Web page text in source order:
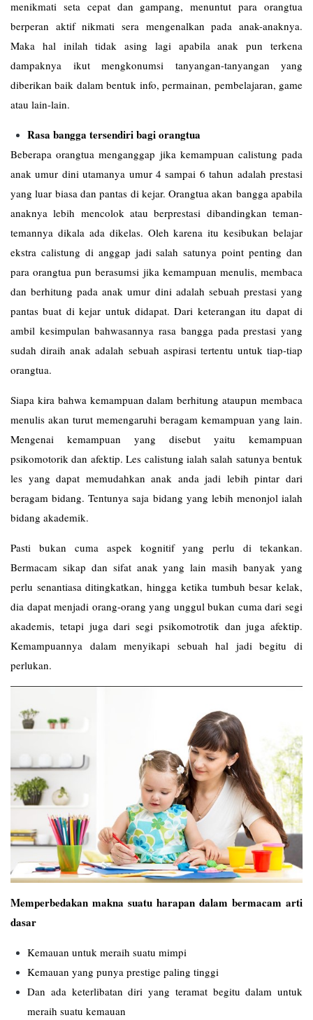
menikmati seta cepat dan gampang, menuntut para orangtua
berperan aktif nikmati sera mengenalkan pada anak-anaknya.
Maka hal inilah tidak asing lagi apabila anak pun terkena
dampaknya ikut mengkonumsi tanyangan-tanyangan yang
diberikan baik dalam bentuk info, permainan, pembelajaran, game
atau lain-lain.
Rasa bangga tersendiri bagi orangtua
Beberapa orangtua menganggap jika kemampuan calistung pada
anak umur dini utamanya umur 4 sampai 6 tahun adalah prestasi
yang luar biasa dan pantas di kejar. Orangtua akan bangga apabila
anaknya lebih mencolok atau berprestasi dibandingkan teman-
temannya dikala ada dikelas. Oleh karena itu kesibukan belajar
ekstra calistung di anggap jadi salah satunya point penting dan
para orangtua pun berasumsi jika kemampuan menulis, membaca
dan berhitung pada anak umur dini adalah sebuah prestasi yang
pantas buat di kejar untuk didapat. Dari keterangan itu dapat di
ambil kesimpulan bahwasannya rasa bangga pada prestasi yang
sudah diraih anak adalah sebuah aspirasi tertentu untuk tiap-tiap
orangtua.
Siapa kira bahwa kemampuan dalam berhitung ataupun membaca
menulis akan turut memengaruhi beragam kemampuan yang lain.
Mengenai kemampuan yang disebut yaitu kemampuan
psikomotorik dan afektip. Les calistung ialah salah satunya bentuk
les yang dapat memudahkan anak anda jadi lebih pintar dari
beragam bidang. Tentunya saja bidang yang lebih menonjol ialah
bidang akademik.
Pasti bukan cuma aspek kognitif yang perlu di tekankan.
Bermacam sikap dan sifat anak yang lain masih banyak yang
perlu senantiasa ditingkatkan, hingga ketika tumbuh besar kelak,
dia dapat menjadi orang-orang yang unggul bukan cuma dari segi
akademis, tetapi juga dari segi psikomotrotik dan juga afektip.
Kemampuannya dalam menyikapi sebuah hal jadi begitu di
perlukan.
Memperbedakan makna suatu harapan dalam bermacam arti
dasar
Kemauan untuk meraih suatu mimpi
Kemauan yang punya prestige paling tinggi
Dan ada keterlibatan diri yang teramat begitu dalam untuk
meraih suatu kemauan